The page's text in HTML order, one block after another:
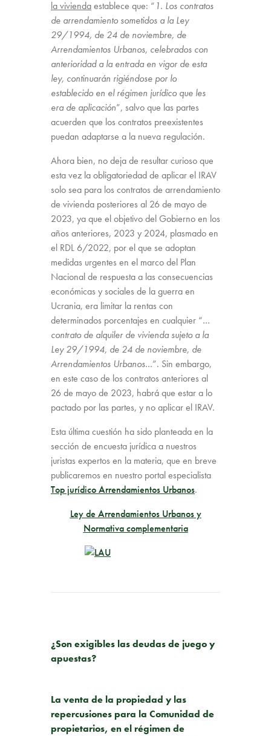
la viviendaestablece que: “ 1. Los contratos
de arrendamiento sometidos a la Ley
29/1994, de 24 de noviembre, de
Arrendamientos Urbanos, celebrados con
anterioridad a la entrada en vigor de esta
ley, continuarán rigiéndose por lo
establecido en el régimen jurídico que les
era de aplicación”, salvo que las partes
acuerden que los contratos preexistentes
puedan adaptarse a la nueva regulación.
Ahora bien, no deja de resultar curioso que
esta vez la obligatoriedad de aplicar el IRAV
solo sea para los contratos de arrendamiento
de vivienda posteriores al 26 de mayo de
2023, ya que el objetivo del Gobierno en los
años anteriores, 2023 y 2024, plasmado en
el RDL 6/2022, por el que se adoptan
medidas urgentes en el marco del Plan
Nacional de respuesta a las consecuencias
económicas y sociales de la guerra en
Ucrania, era limitar la rentas con
determinados porcentajes en cualquier “…
contrato de alquiler de vivienda sujeto a la
Ley 29/1994, de 24 de noviembre, de
Arrendamientos Urbanos…”. Sin embargo,
en este caso de los contratos anteriores al
26 de mayo de 2023, habrá que estar a lo
pactado por las partes, y no aplicar el IRAV.
Esta última cuestión ha sido planteada en la
sección de encuesta jurídica a nuestros
juristas expertos en la materia, que en breve
publicaremos en nuestro portal especialista
Top jurídico Arrendamientos Urbanos.
Ley de Arrendamientos Urbanos y
Normativa complementaria
¿Son exigibles las deudas de juego y
apuestas?
La venta de la propiedad y las
repercusiones para la Comunidad de
propietarios, en el régimen de